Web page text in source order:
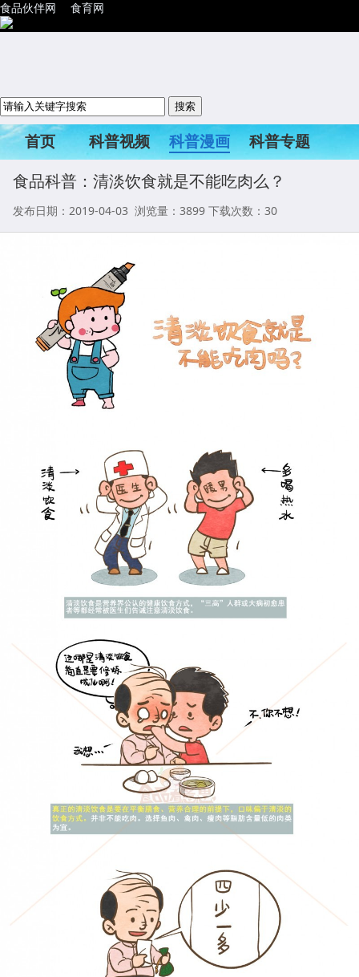
食品伙伴网 食育网
首页 科普视频 科普漫画
科普专题
科普活动
食品科普：清淡饮食就是不能吃肉么？
发布日期：2019-04-03 浏览量： 3899 下载次数：30